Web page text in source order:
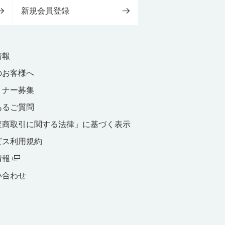
新規会員登録
お客様へ
ナー募集
ご質問
商取引に関する法律」に基づく表示
ス利用規約
合わせ